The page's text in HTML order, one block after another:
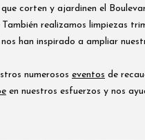
corten y ajardinen el
realizamos limpiezas
han inspirado a ampliar
numerosos eventos de
en nuestros esfuerzos y nos